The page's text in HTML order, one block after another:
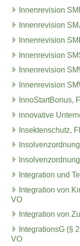
Innenrevision
Innenrevision
Innenrevision
Innenrevision
Innenrevision
Innenrevision
InnoStartBonus,
innovative
Insektenschutz,
Integration und
Integration von
VO
Integration von
IntegrationsG (§
VO